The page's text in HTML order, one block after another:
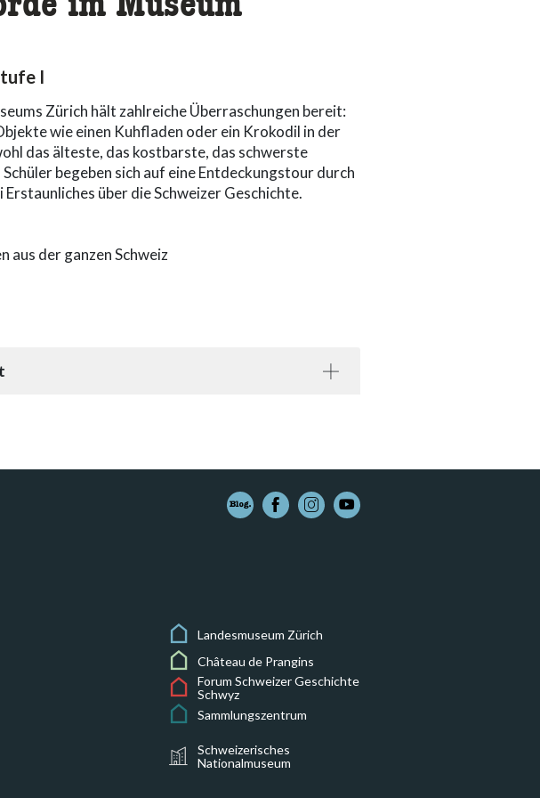
I
Zürich hält zahlreiche Überraschungen bereit:
wie einen Kuhfladen oder ein Krokodil in der
das älteste, das kostbarste, das schwerste
begeben sich auf eine Entdeckungstour durch
Erstaunliches über die Schweizer Geschichte.
aus der ganzen Schweiz
Landesmuseum Zürich
Château de Prangins
Forum Schweizer Geschichte
Schwyz
Sammlungszentrum
Schweizerisches
Nationalmuseum